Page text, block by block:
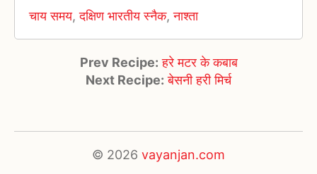
चाय समय,दक्षिण भारतीय स्नैक,नाश्ता
Prev Recipe: हरे मटर के कबाब
Next Recipe: बेसनी हरी मिर्च
© 2026 vayanjan.com